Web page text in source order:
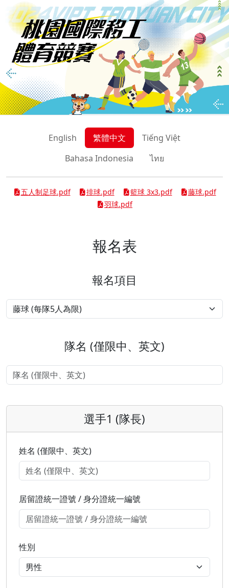
English 繁體中文
Tiếng Việt
Bahasa Indonesia
ไทย
五人制足球.pdf 排球.pdf 籃球 3x3.pdf
藤球.pdf
羽球.pdf
報名表
報名項目
隊名 (僅限中、英文)
選手1 (隊長)
姓名 (僅限中、英文)
居留證統一證號 / 身分證統一編號
性別